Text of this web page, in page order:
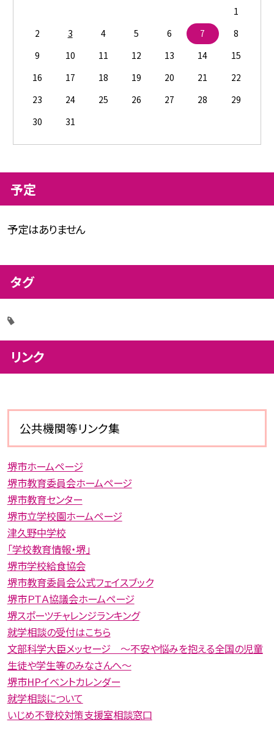
1
2
3 4 5 6 7
8
9
10 11 12 13 14
15
16
17 18 19 20 21
22
23
24 25 26 27 28
29
30
31
予定
予定はありません
タグ
リンク
公共機関等リンク集
堺市ホームページ
堺市教育委員会ホームページ
堺市教育センター
堺市立学校園ホームページ
津久野中学校
「学校教育情報・堺」
堺市学校給食協会
堺市教育委員会公式フェイスブック
堺市ＰＴＡ協議会ホームページ
堺スポーツチャレンジランキング
就学相談の受付はこちら
文部科学大臣メッセージ 〜不安や悩みを抱える全国の児童
生徒や学生等のみなさんへ〜
堺市HPイベントカレンダー
就学相談について
いじめ不登校対策支援室相談窓口